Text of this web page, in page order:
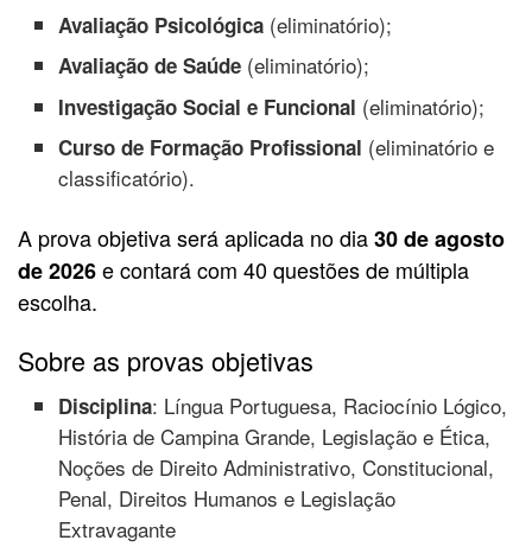
Avaliação Psicológica (eliminatório);
Avaliação de Saúde (eliminatório);
Investigação Social e Funcional (eliminatório);
Curso de Formação Profissional (eliminatório e
classificatório).
A prova objetiva será aplicada no dia30 de agosto
de 2026e contará com 40 questões de múltipla
escolha.
Sobre as provas objetivas
Disciplina: Língua Portuguesa, Raciocínio Lógico,
História de Campina Grande, Legislação e Ética,
Noções de Direito Administrativo, Constitucional,
Penal, Direitos Humanos e Legislação
Extravagante